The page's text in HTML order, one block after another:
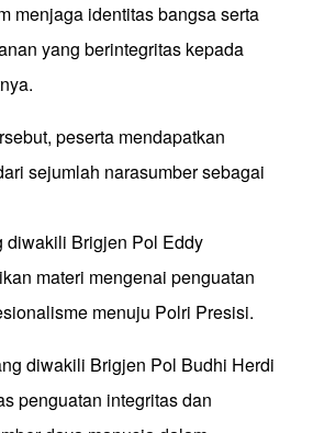
menjaga identitas bangsa serta
yang berintegritas kepada
peserta mendapatkan
sejumlah narasumber sebagai
diwakili Brigjen Pol Eddy
materi mengenai penguatan
menuju Polri Presisi.
diwakili Brigjen Pol Budhi Herdi
penguatan integritas dan